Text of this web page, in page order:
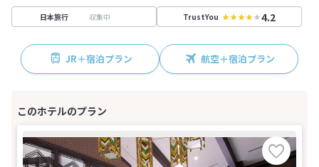
日本旅行 収集中 TrustYou 4.2
JR＋宿泊プラン 航空＋宿泊プラン